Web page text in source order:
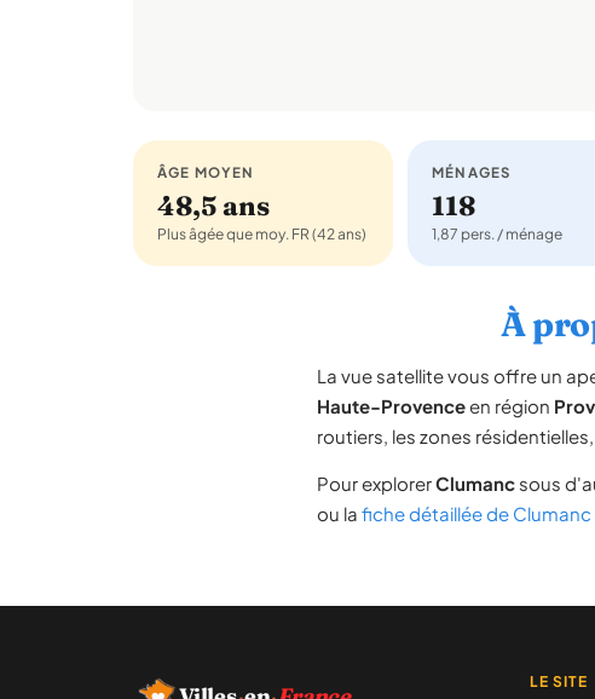
ÂGE MOYEN
48,5 ans
Plus âgée que moy. FR (42 ans)
MÉNAGES
118
1,87 pers. / ménage
À
La vue satellite vous offre un
Haute-Provenceen région
routiers, les zones
Pour explorerClumanc sous
ou la fiche détaillée de Clumanc
LE SITE